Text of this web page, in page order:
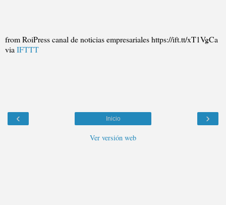
from RoiPress canal de noticias empresariales https://ift.tt/xT1VgCa
via IFTTT
‹ ›
Inicio
Ver versión web